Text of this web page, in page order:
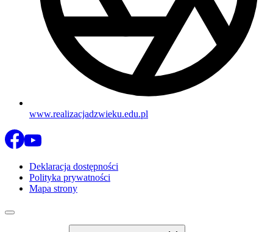
www.realizacjadzwieku.edu.pl
Deklaracja dostępności
Polityka prywatności
Mapa strony